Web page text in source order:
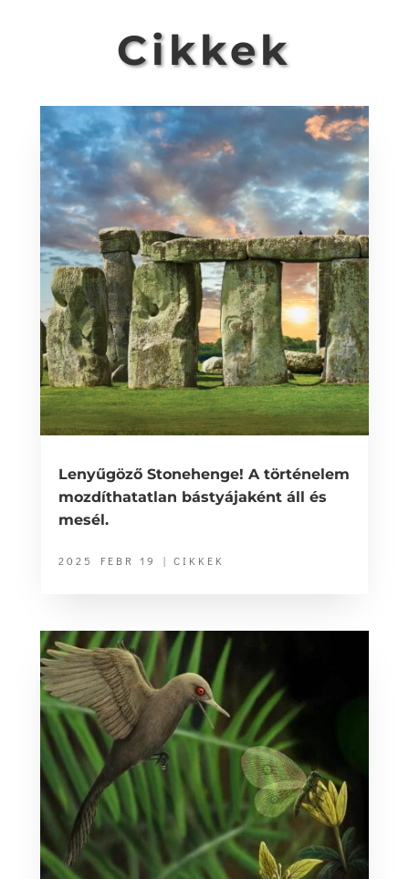
Cikkek
Lenyűgöző Stonehenge! A történelem
mozdíthatatlan bástyájaként áll és
mesél.
2025 FEBR 19 | CIKKEK